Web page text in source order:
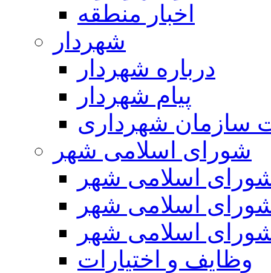
اخبار منطقه
شهردار
درباره شهردار
پیام شهردار
سازمان شهرداری
شورای اسلامی شهر
اسلامی شهر
اسلامی شهر
اسلامی شهر
وظایف و اختیارات